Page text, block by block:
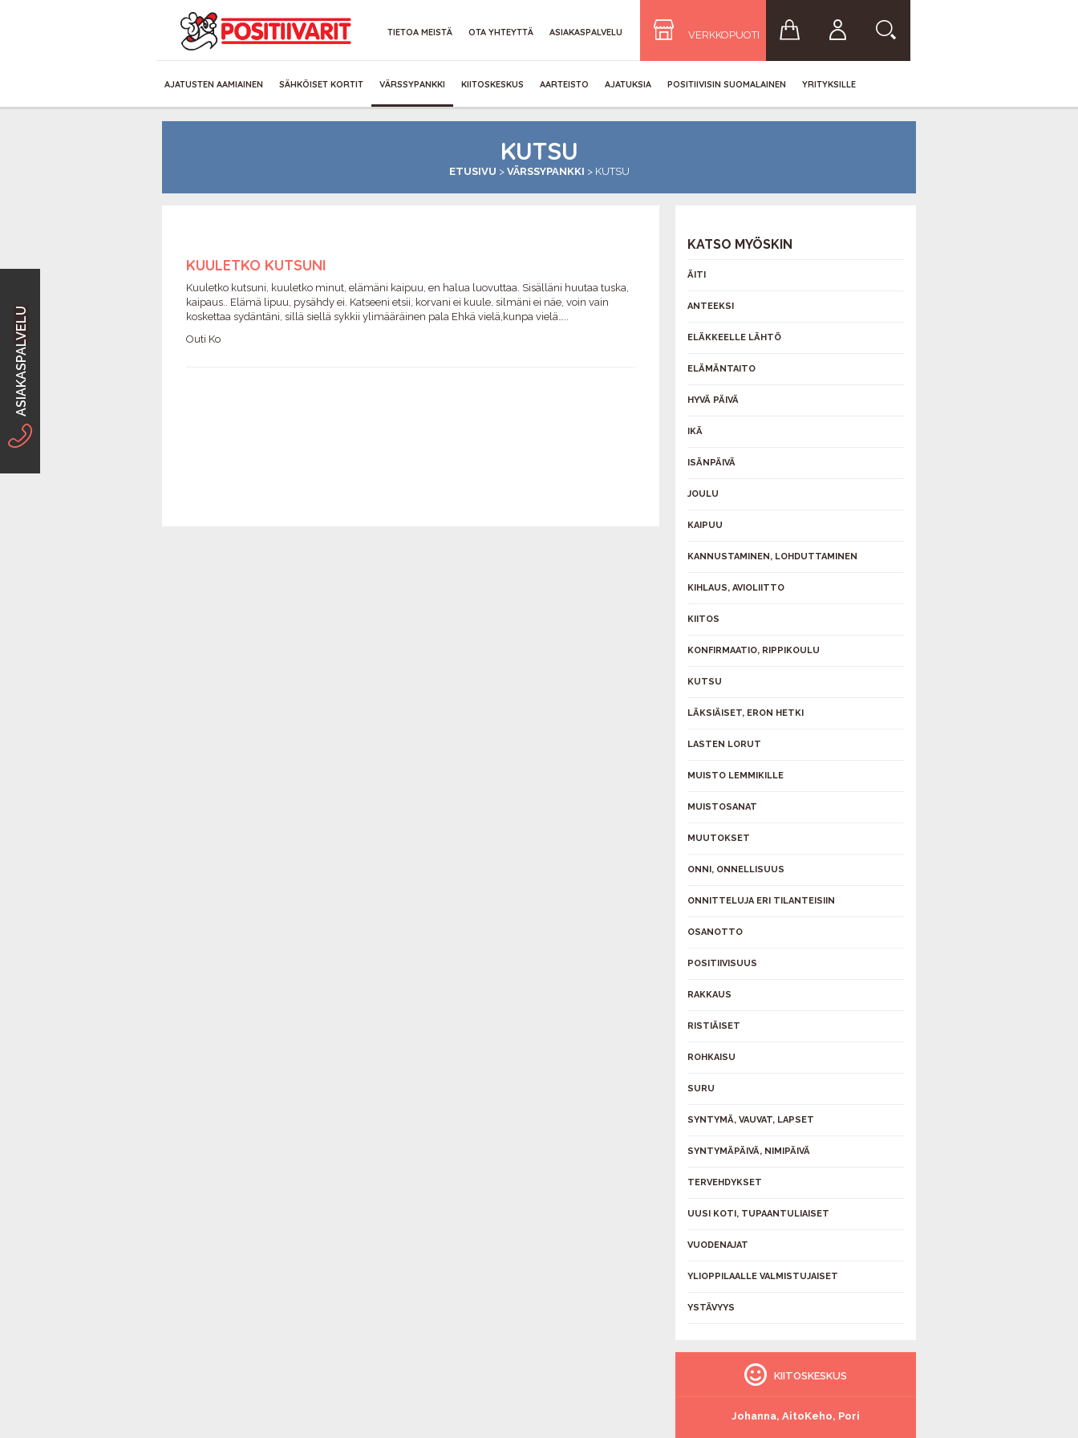
TIETOA MEISTÄ OTA YHTEYTTÄ ASIAKASPALVELU VERKKOPUOTI
AJATUSTEN AAMIAINEN SÄHKÖISET KORTIT VÄRSSYPANKKI KIITOSKESKUS AARTEISTO AJATUKSIA POSITIIVISIN SUOMALAINEN YRITYKSILLE
KUTSU
ETUSIVU > VÄRSSYPANKKI > KUTSU
KUULETKO KUTSUNI
Kuuletko kutsuni, kuuletko minut, elämäni kaipuu, en halua luovuttaa. Sisälläni huutaa tuska,
kaipaus.. Elämä lipuu, pysähdy ei. Katseeni etsii, korvani ei kuule, silmäni ei näe, voin vain
koskettaa sydäntäni, sillä siellä sykkii ylimääräinen pala Ehkä vielä,kunpa vielä…..
Outi Ko
KATSO MYÖSKIN
ÄITI
ANTEEKSI
ELÄKKEELLE LÄHTÖ
ELÄMÄNTAITO
HYVÄ PÄIVÄ
IKÄ
ISÄNPÄIVÄ
JOULU
KAIPUU
KANNUSTAMINEN, LOHDUTTAMINEN
KIHLAUS, AVIOLIITTO
KIITOS
KONFIRMAATIO, RIPPIKOULU
KUTSU
LÄKSIÄISET, ERON HETKI
LASTEN LORUT
MUISTO LEMMIKILLE
MUISTOSANAT
MUUTOKSET
ONNI, ONNELLISUUS
ONNITTELUJA ERI TILANTEISIIN
OSANOTTO
POSITIIVISUUS
RAKKAUS
RISTIÄISET
ROHKAISU
SURU
SYNTYMÄ, VAUVAT, LAPSET
SYNTYMÄPÄIVÄ, NIMIPÄIVÄ
TERVEHDYKSET
UUSI KOTI, TUPAANTULIAISET
VUODENAJAT
YLIOPPILAALLE VALMISTUJAISET
YSTÄVYYS
KIITOSKESKUS
Johanna, AitoKeho, Pori
ASIAKASPALVELU